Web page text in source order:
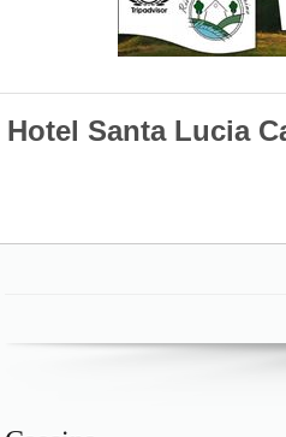
Hotel Santa Lucia